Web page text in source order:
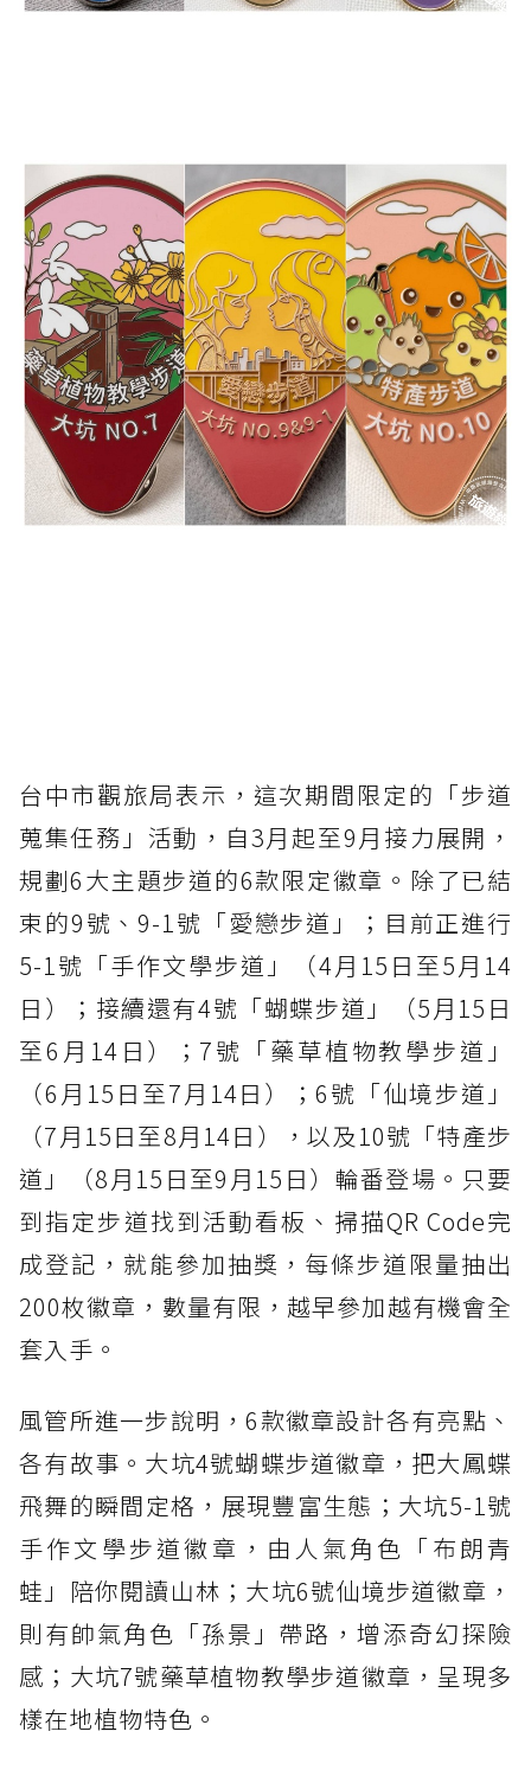
台中市觀旅局表示，這次期間限定的「步道
蒐集任務」活動，自3月起至9月接力展開，
規劃6大主題步道的6款限定徽章。除了已結
束的9號、9-1號「愛戀步道」；目前正進行
5-1號「手作文學步道」（4月15日至5月14
日）；接續還有4號「蝴蝶步道」（5月15日
至6月14日）；7號「藥草植物教學步道」
（6月15日至7月14日）；6號「仙境步道」
（7月15日至8月14日），以及10號「特產步
道」（8月15日至9月15日）輪番登場。只要
到指定步道找到活動看板、掃描QR Code完
成登記，就能參加抽獎，每條步道限量抽出
200枚徽章，數量有限，越早參加越有機會全
套入手。
風管所進一步說明，6款徽章設計各有亮點、
各有故事。大坑4號蝴蝶步道徽章，把大鳳蝶
飛舞的瞬間定格，展現豐富生態；大坑5-1號
手作文學步道徽章，由人氣角色「布朗青
蛙」陪你閱讀山林；大坑6號仙境步道徽章，
則有帥氣角色「孫景」帶路，增添奇幻探險
感；大坑7號藥草植物教學步道徽章，呈現多
樣在地植物特色。